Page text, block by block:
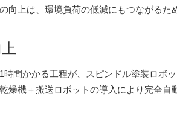
向上は、環境負荷の低減にもつながるた
時間かかる工程が、スピンドル塗装ロボ
燥機＋搬送ロボットの導入により完全自